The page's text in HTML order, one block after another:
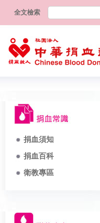
全文檢索
捐血須知
捐血百科
衛教專區